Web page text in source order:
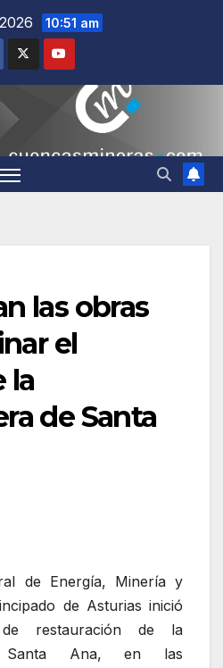
10:51 am
las obras
el
la
de Santa
de Energía, Minería y
de Asturias inició
restauración de la
Santa Ana, en las